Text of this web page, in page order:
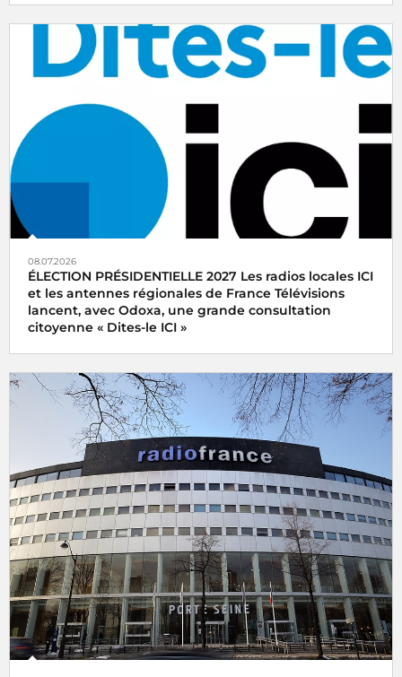
08.07.2026
ÉLECTION PRÉSIDENTIELLE 2027 Les radios locales ICI
et les antennes régionales de France Télévisions
lancent, avec Odoxa, une grande consultation
citoyenne « Dites-le ICI »